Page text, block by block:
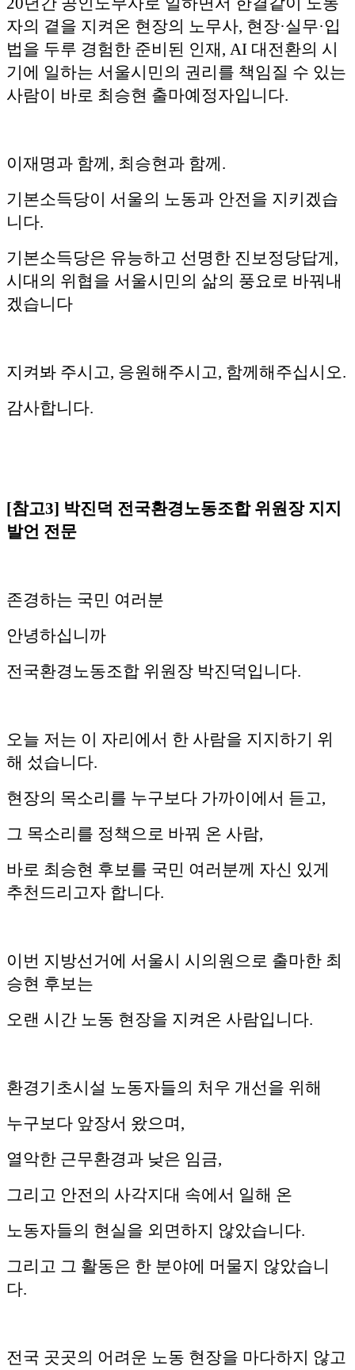
자의 곁을 지켜온 현장의 노무사, 현장·실무·입
법을 두루 경험한 준비된 인재, AI 대전환의 시
기에 일하는 서울시민의 권리를 책임질 수 있는
사람이 바로 최승현 출마예정자입니다.
이재명과 함께, 최승현과 함께.
기본소득당이 서울의 노동과 안전을 지키겠습
니다.
기본소득당은 유능하고 선명한 진보정당답게,
시대의 위협을 서울시민의 삶의 풍요로 바꿔내
겠습니다
지켜봐 주시고, 응원해주시고, 함께해주십시오.
감사합니다.
[참고3] 박진덕 전국환경노동조합 위원장 지지
발언 전문
존경하는 국민 여러분
안녕하십니까
전국환경노동조합 위원장 박진덕입니다.
오늘 저는 이 자리에서 한 사람을 지지하기 위
해 섰습니다.
현장의 목소리를 누구보다 가까이에서 듣고,
그 목소리를 정책으로 바꿔 온 사람,
바로 최승현 후보를 국민 여러분께 자신 있게
추천드리고자 합니다.
이번 지방선거에 서울시 시의원으로 출마한 최
승현 후보는
오랜 시간 노동 현장을 지켜온 사람입니다.
환경기초시설 노동자들의 처우 개선을 위해
누구보다 앞장서 왔으며,
열악한 근무환경과 낮은 임금,
그리고 안전의 사각지대 속에서 일해 온
노동자들의 현실을 외면하지 않았습니다.
그리고 그 활동은 한 분야에 머물지 않았습니
다.
전국 곳곳의 어려운 노동 현장을 마다하지 않고